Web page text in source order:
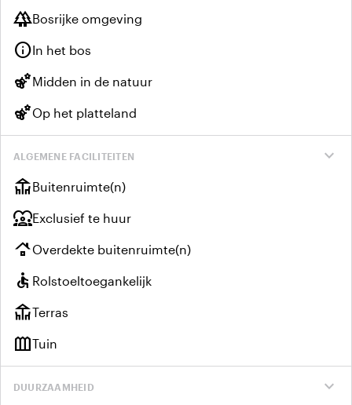
forestBosrijke omgeving
infoIn het bos
emoji_natureMidden in de natuur
emoji_natureOp het platteland
expand_more
ALGEMENE FACILITEITEN
deckBuitenruimte(n)
diversity_1Exclusief te huur
roofingOverdekte buitenruimte(n)
accessible Rolstoeltoegankelijk
deckTerras
outdoor_gardenTuin
expand_more
DUURZAAMHEID